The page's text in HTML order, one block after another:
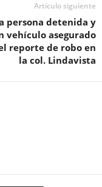
Artículo siguiente
persona detenida y
vehículo asegurado
reporte de robo en
la col. Lindavista